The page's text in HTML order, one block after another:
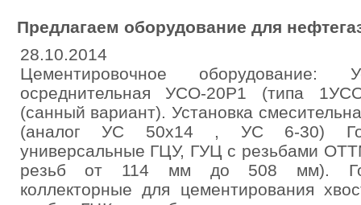
Предлагаем оборудование для
28.10.2014
Цементировочное оборудование:
осреднительная УСО-20Р1 (типа
(санный вариант). Установка
(аналог УС 50х14 , УС 6-30)
универсальные ГЦУ, ГУЦ с резьбами
резьб от 114 мм до 508 мм).
коллекторные для цементирования